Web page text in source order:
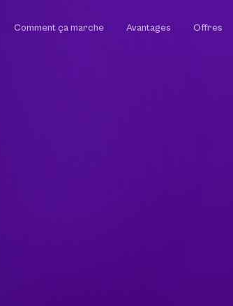
Comment ça marche Avantages Offres